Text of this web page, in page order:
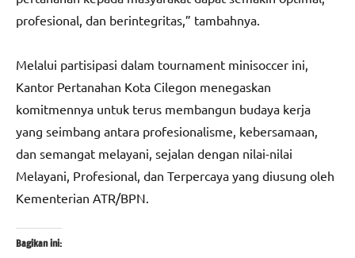
profesional, dan berintegritas,” tambahnya.
Melalui partisipasi dalam tournament minisoccer ini,
Kantor Pertanahan Kota Cilegon menegaskan
komitmennya untuk terus membangun budaya kerja
yang seimbang antara profesionalisme, kebersamaan,
dan semangat melayani, sejalan dengan nilai-nilai
Melayani, Profesional, dan Terpercaya yang diusung oleh
Kementerian ATR/BPN.
Bagikan ini: